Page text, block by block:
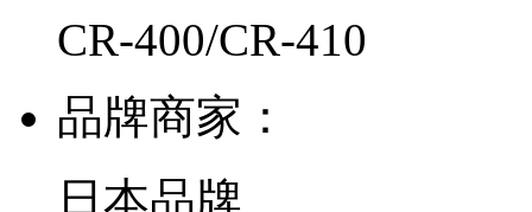
CR-400/CR-410
品牌商家：
日本品牌